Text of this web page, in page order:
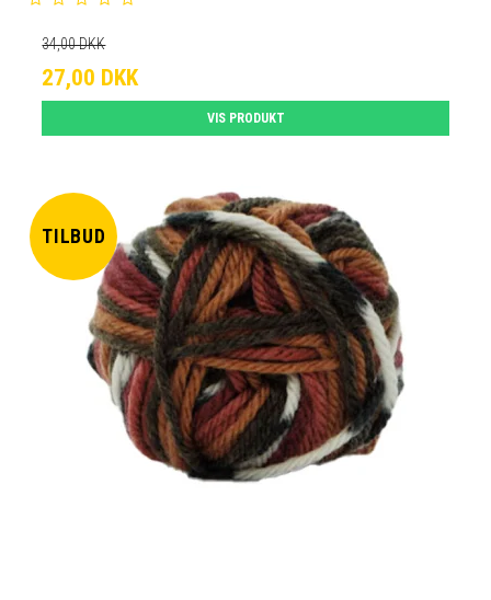
34,00 DKK
27,00 DKK
VIS PRODUKT
TILBUD